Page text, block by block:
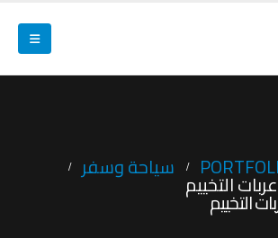
سياحة وسفر
التخييم
التخييم